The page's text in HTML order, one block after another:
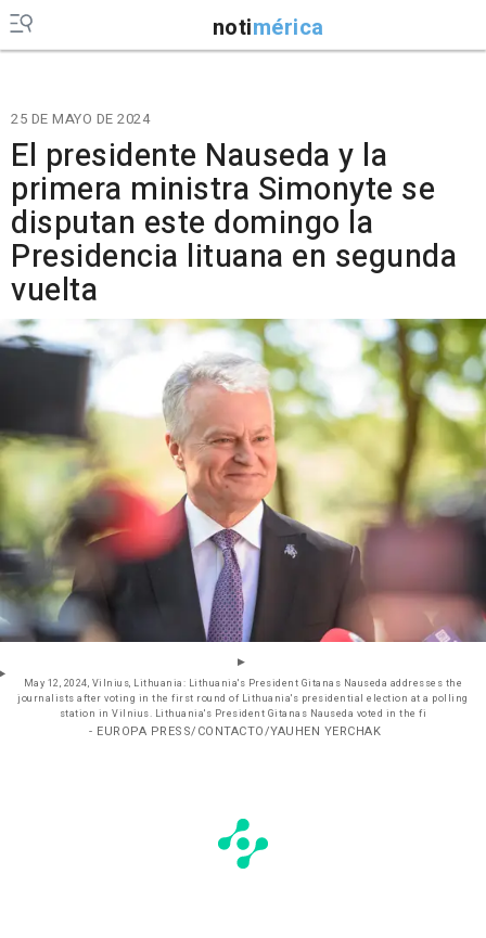
notimérica
25 DE MAYO DE 2024
El presidente Nauseda y la
primera ministra Simonyte se
disputan este domingo la
Presidencia lituana en segunda
vuelta
May 12, 2024, Vilnius, Lithuania: Lithuania's President Gitanas Nauseda addresses the
journalists after voting in the first round of Lithuania's presidential election at a polling
station in Vilnius. Lithuania's President Gitanas Nauseda voted in the fi
- EUROPA PRESS/CONTACTO/YAUHEN YERCHAK